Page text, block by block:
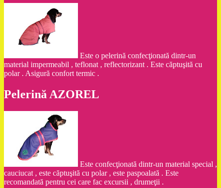
Este o pelerină confecţionată dintr-un
material impermeabil , teflonat , reflectorizant . Este căptuşită cu
polar . Asigură confort termic .
Pelerină AZOREL
Este confecţionată dintr-un material special ,
cauciucat , este căptuşită cu polar , este paspoalată . Este
recomandată pentru cei care fac excursii , drumeţii .